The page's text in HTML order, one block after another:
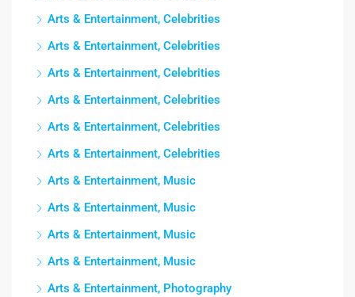
Arts & Entertainment, Celebrities
Arts & Entertainment, Celebrities
Arts & Entertainment, Celebrities
Arts & Entertainment, Celebrities
Arts & Entertainment, Celebrities
Arts & Entertainment, Celebrities
Arts & Entertainment, Music
Arts & Entertainment, Music
Arts & Entertainment, Music
Arts & Entertainment, Music
Arts & Entertainment, Photography